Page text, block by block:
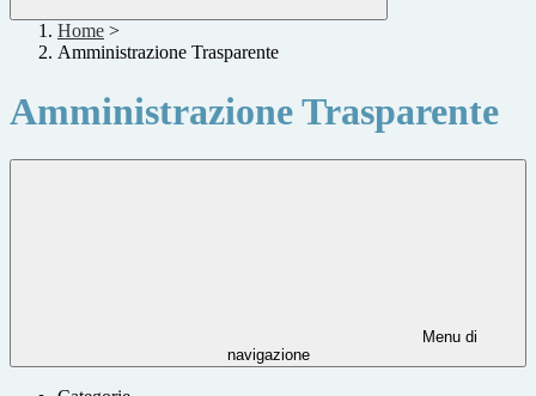
Home >
Amministrazione Trasparente
Amministrazione Trasparente
Menu di
navigazione